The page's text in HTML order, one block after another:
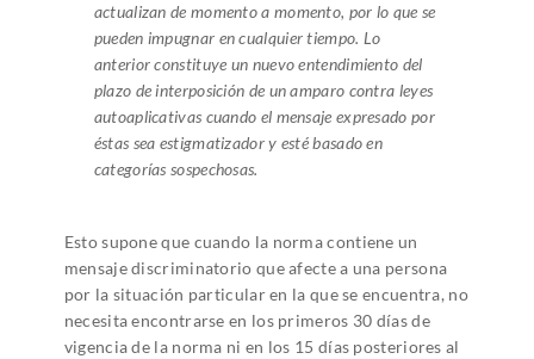
actualizan de momento a momento, por lo que se
pueden impugnar en cualquier tiempo. Lo
anterior constituye un nuevo entendimiento del
plazo de interposición de un amparo contra leyes
autoaplicativas cuando el mensaje expresado por
éstas sea estigmatizador y esté basado en
categorías sospechosas.
Esto supone que cuando la norma contiene un
mensaje discriminatorio que afecte a una persona
por la situación particular en la que se encuentra, no
necesita encontrarse en los primeros 30 días de
vigencia de la norma ni en los 15 días posteriores al